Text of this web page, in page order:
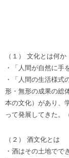
（１） 文化とは何か
・「人間が自然に手
・「人間の生活様式
形・無形の成果の総
本の文化）があり、
って発展してきた。
（２） 酒文化とは
・酒はその土地でで